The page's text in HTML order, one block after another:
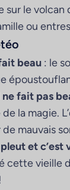
sur le volcan
ou
beau : le
fait pas
la magie.
mauvais
et c’est
cette vieille